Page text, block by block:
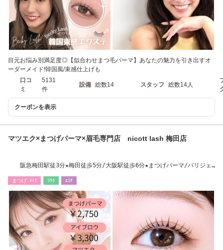
目元お悩み別満足度◎【似合わせまつ毛パーマ】あなたの魅力を引き出すオ
ーダーメイド!韓国風/束感仕上げも
口コ
ミ
5131
件
設備 総数14 スタッフ 総数14人
クーポンを表示
マツエク×まつげパーマ×眉毛専門店 nicott lash 梅田店
阪急梅田駅徒3分★梅田徒歩5分/大阪駅徒歩6分★まつげパーマ/パリジェ
まつげ･ﾒｲｸ ﾘﾗｸ ｴｽﾃ